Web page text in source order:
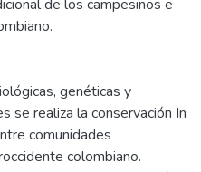
de los campesinos e
genéticas y
se realiza la conservación In
comunidades
colombiano.